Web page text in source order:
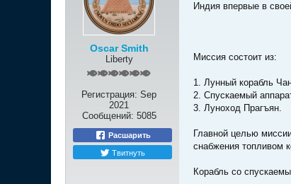
Oscar Smith
Liberty
Регистрация: Sep
2021
Сообщений: 5085
Расшарить
Твитнуть
Индия впервые в
Миссия состоит из:
1. Лунный корабль
2. Спускаемый
3. Луноход Прагъян.
Главной целью
снабжения топливом
Корабль со